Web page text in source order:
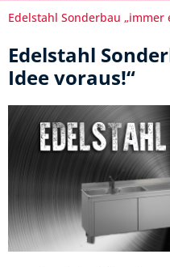
Edelstahl Sonderbau „immer
Edelstahl
Idee voraus!“